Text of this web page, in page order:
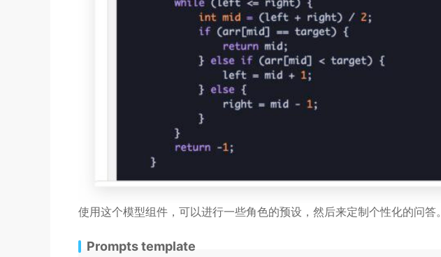
使用这个模型组件，可以进行一些角色的预设，然后来定制个性化的问答。
Prompts template